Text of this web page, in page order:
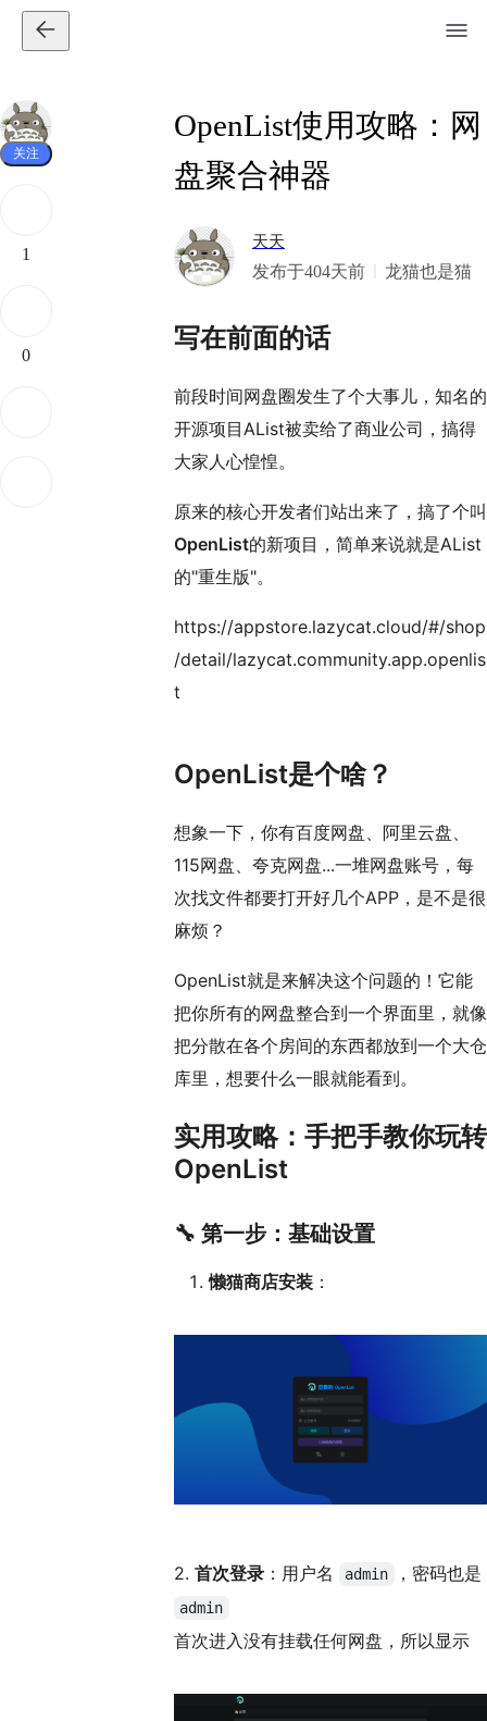
关注
1
0
OpenList使用攻略：网
盘聚合神器
天天
发布于404天前 龙猫也是猫
写在前面的话
前段时间网盘圈发生了个大事儿，知名的
开源项目AList被卖给了商业公司，搞得
大家人心惶惶。
原来的核心开发者们站出来了，搞了个叫
OpenList的新项目，简单来说就是AList
的"重生版"。
https://appstore.lazycat.cloud/#/shop
/detail/lazycat.community.app.openlis
t
OpenList是个啥？
想象一下，你有百度网盘、阿里云盘、
115网盘、夸克网盘...一堆网盘账号，每
次找文件都要打开好几个APP，是不是很
麻烦？
OpenList就是来解决这个问题的！它能
把你所有的网盘整合到一个界面里，就像
把分散在各个房间的东西都放到一个大仓
库里，想要什么一眼就能看到。
实用攻略：手把手教你玩转
OpenList
🔧 第一步：基础设置
懒猫商店安装 ：
2. 首次登录 ：用户名 admin ，密码也是
admin
首次进入没有挂载任何网盘，所以显示